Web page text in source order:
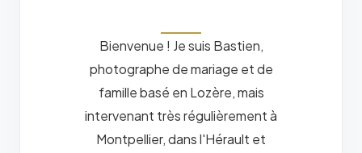
Bienvenue ! Je suis Bastien,
photographe de mariage et de
famille basé en Lozère, mais
intervenant très régulièrement à
Montpellier, dans l'Hérault et